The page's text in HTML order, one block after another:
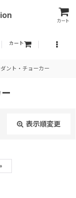
カート
カート
ント・チョーカー
表示順変更